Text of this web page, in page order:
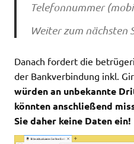
Telefonnummer
Weiter zum nächsten
Danach fordert die
der Bankverbindung inkl.
würden an unbekannte
könnten anschließend
Sie daher keine Daten ein!